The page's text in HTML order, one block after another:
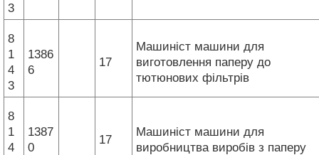
3
8
1
4
3
1386
6
17
Машиніст машини для
виготовлення паперу до
тютюнових фільтрів
8
1
4
1387
0
17
Машиніст машини для
виробництва виробів з паперу